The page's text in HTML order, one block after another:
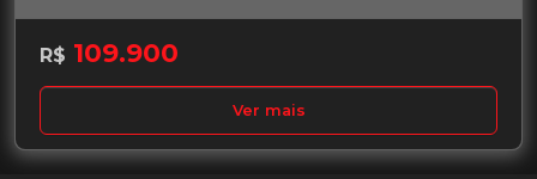
R$ 109.900
Ver mais